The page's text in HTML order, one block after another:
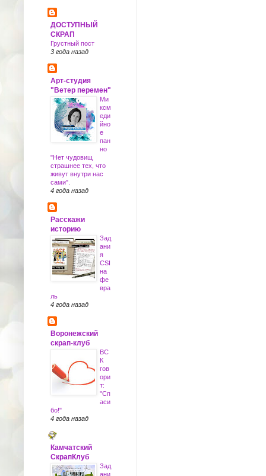
ДОСТУПНЫЙ
СКРАП
Грустный пост
3 года назад
Арт-студия
"Ветер перемен"
Ми
ксм
еди
йно
е
пан
но
"Нет чудовищ
страшнее тех, что
живут внутри нас
сами".
4 года назад
Расскажи
историю
Зад
ани
я
CSI
на
фе
вра
ль
4 года назад
Воронежский
скрап-клуб
ВС
К
гов
ори
т:
"Сп
аси
бо!"
4 года назад
Камчатский
СкрапКлуб
Зад
ани